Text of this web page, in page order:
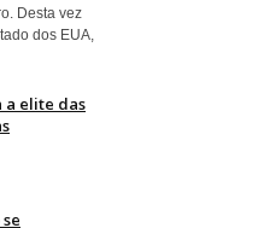
Desta vez
dos EUA,
a elite das